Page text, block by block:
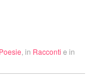
Poesie , in Racconti e in